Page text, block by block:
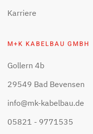
Karriere
M+K KABELBAU GMBH
Gollern 4b
29549 Bad Bevensen
info@mk-kabelbau.de
05821 - 9771535